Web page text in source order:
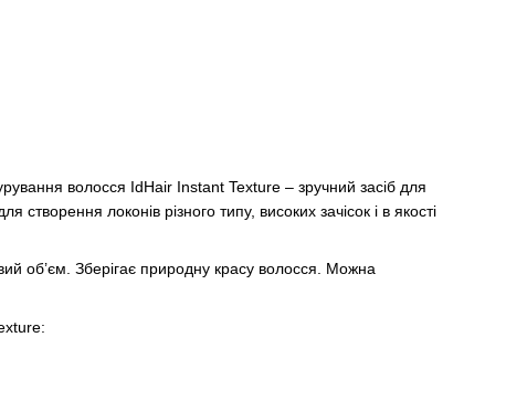
волосся IdHair Instant Texture – зручний засіб для
локонів різного типу, високих зачісок і в якості
об’єм. Зберігає природну красу волосся. Можна